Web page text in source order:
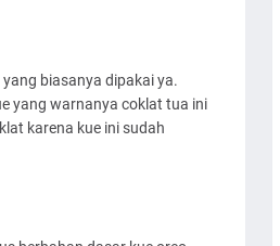
biasanya dipakai ya.
yang warnanya coklat tua ini
karena kue ini sudah